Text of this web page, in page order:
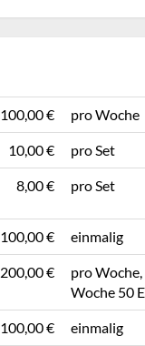
100,00 € pro Woche
10,00 € pro Set
8,00 € pro Set
100,00 € einmalig
200,00 €
pro Woche,
Woche 50
100,00 € einmalig